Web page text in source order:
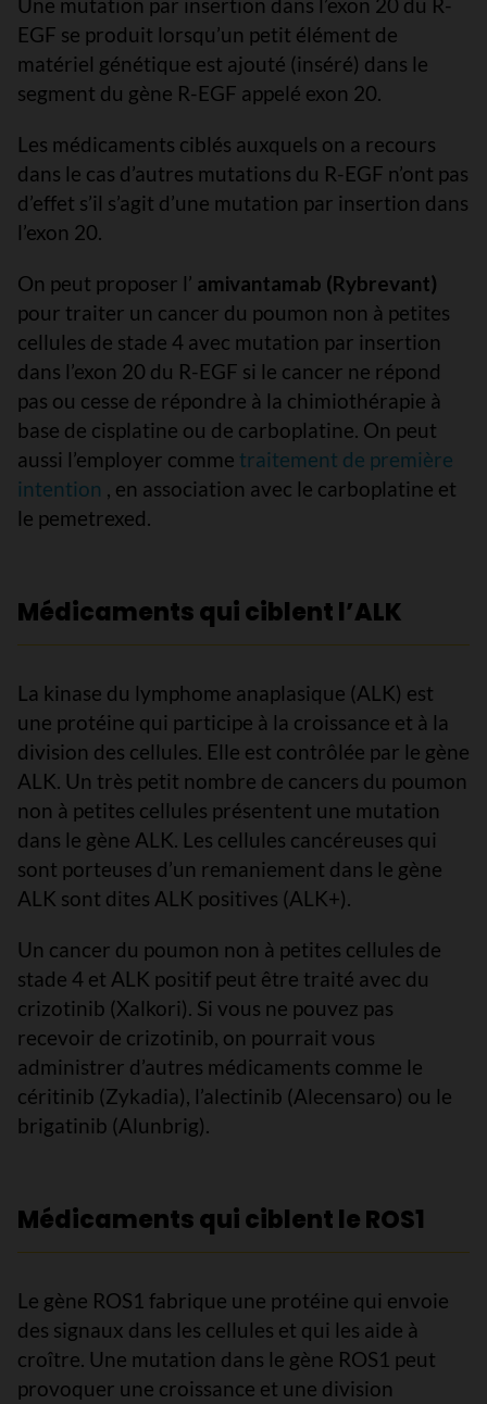
EGF se produit lorsqu’un petit élément de
matériel génétique est ajouté (inséré) dans le
segment du gène R-EGF appelé exon 20.
Les médicaments ciblés auxquels on a recours
dans le cas d’autres mutations du R-EGF n’ont pas
d’effet s’il s’agit d’une mutation par insertion dans
l’exon 20.
On peut proposer l’ amivantamab (Rybrevant)
pour traiter un cancer du poumon non à petites
cellules de stade 4 avec mutation par insertion
dans l’exon 20 du R-EGF si le cancer ne répond
pas ou cesse de répondre à la chimiothérapie à
base de cisplatine ou de carboplatine. On peut
aussi l’employer comme traitement de première
intention , en association avec le carboplatine et
le pemetrexed.
Médicaments qui ciblent l’ALK
La kinase du lymphome anaplasique (ALK) est
une protéine qui participe à la croissance et à la
division des cellules. Elle est contrôlée par le gène
ALK. Un très petit nombre de cancers du poumon
non à petites cellules présentent une mutation
dans le gène ALK. Les cellules cancéreuses qui
sont porteuses d’un remaniement dans le gène
ALK sont dites ALK positives (ALK+).
Un cancer du poumon non à petites cellules de
stade 4 et ALK positif peut être traité avec du
crizotinib (Xalkori). Si vous ne pouvez pas
recevoir de crizotinib, on pourrait vous
administrer d’autres médicaments comme le
céritinib (Zykadia), l’alectinib (Alecensaro) ou le
brigatinib (Alunbrig).
Médicaments qui ciblent le ROS1
Le gène ROS1 fabrique une protéine qui envoie
des signaux dans les cellules et qui les aide à
croître. Une mutation dans le gène ROS1 peut
provoquer une croissance et une division